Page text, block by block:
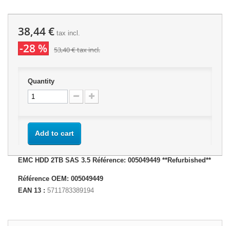
38,44 € tax incl.
-28 % 53,40 €tax incl.
Quantity
Add to cart
EMC HDD 2TB SAS 3.5 Référence: 005049449 **Refurbished**
Référence OEM: 005049449
EAN 13 : 5711783389194